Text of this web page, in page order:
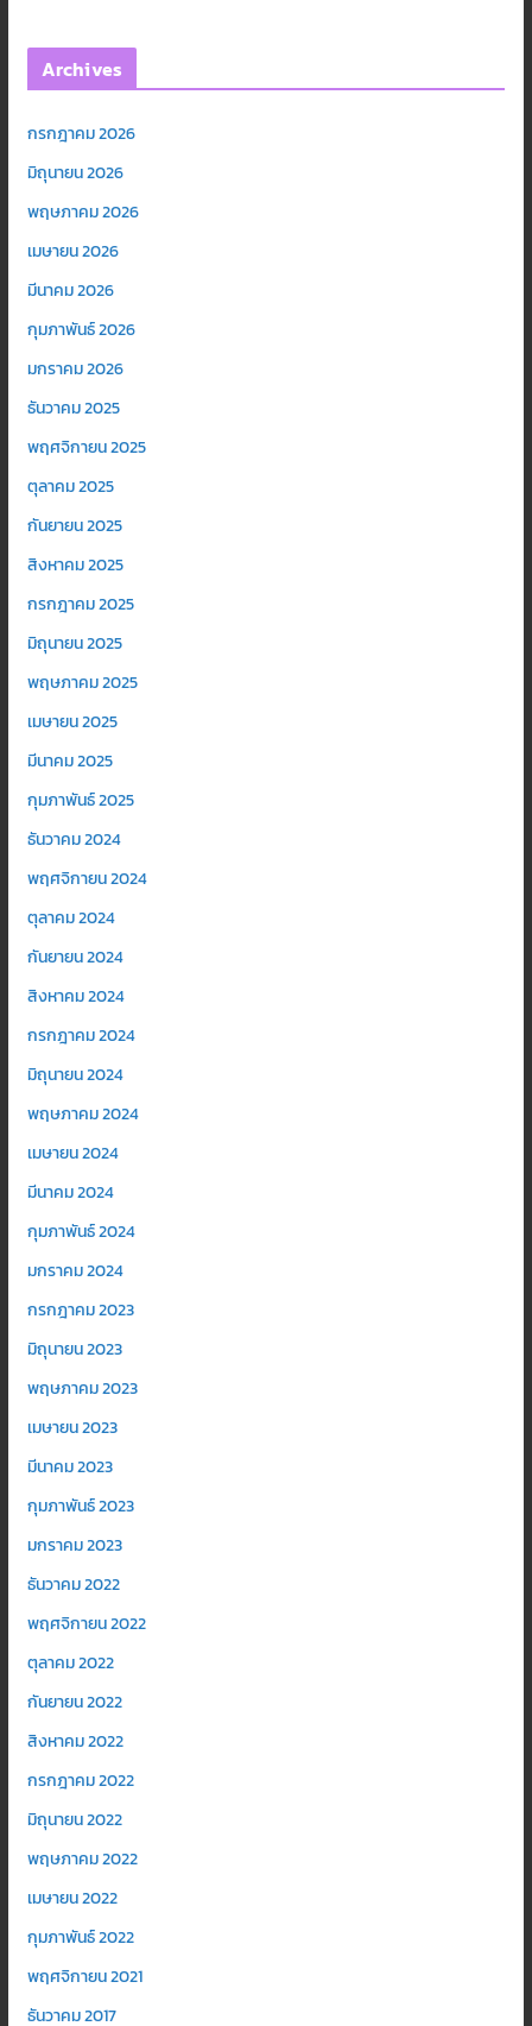
Archives
กรกฎาคม 2026
มิถุนายน 2026
พฤษภาคม 2026
เมษายน 2026
มีนาคม 2026
กุมภาพันธ์ 2026
มกราคม 2026
ธันวาคม 2025
พฤศจิกายน 2025
ตุลาคม 2025
กันยายน 2025
สิงหาคม 2025
กรกฎาคม 2025
มิถุนายน 2025
พฤษภาคม 2025
เมษายน 2025
มีนาคม 2025
กุมภาพันธ์ 2025
ธันวาคม 2024
พฤศจิกายน 2024
ตุลาคม 2024
กันยายน 2024
สิงหาคม 2024
กรกฎาคม 2024
มิถุนายน 2024
พฤษภาคม 2024
เมษายน 2024
มีนาคม 2024
กุมภาพันธ์ 2024
มกราคม 2024
กรกฎาคม 2023
มิถุนายน 2023
พฤษภาคม 2023
เมษายน 2023
มีนาคม 2023
กุมภาพันธ์ 2023
มกราคม 2023
ธันวาคม 2022
พฤศจิกายน 2022
ตุลาคม 2022
กันยายน 2022
สิงหาคม 2022
กรกฎาคม 2022
มิถุนายน 2022
พฤษภาคม 2022
เมษายน 2022
กุมภาพันธ์ 2022
พฤศจิกายน 2021
ธันวาคม 2017